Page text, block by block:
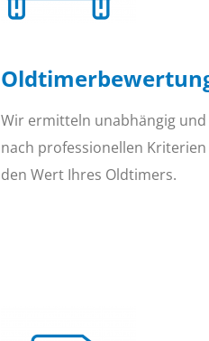
Wir ermitteln unabhängig und
nach professionellen Kriterien
den Wert Ihres Oldtimers.